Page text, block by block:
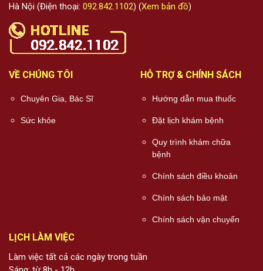
Hà Nội (Điện thoại: 092.842.1102) (Xem bản đồ)
VỀ CHÚNG TÔI
Chuyên Gia, Bác Sĩ
Sức khỏe
HỖ TRỢ & CHÍNH SÁCH
Hướng dẫn mua thuốc
Đặt lịch khám bệnh
Quy trình khám chữa
bệnh
Chính sách điều khoản
Chính sách bảo mật
Chính sách vận chuyển
LỊCH LÀM VIỆC
Làm việc tất cả các ngày trong tuần